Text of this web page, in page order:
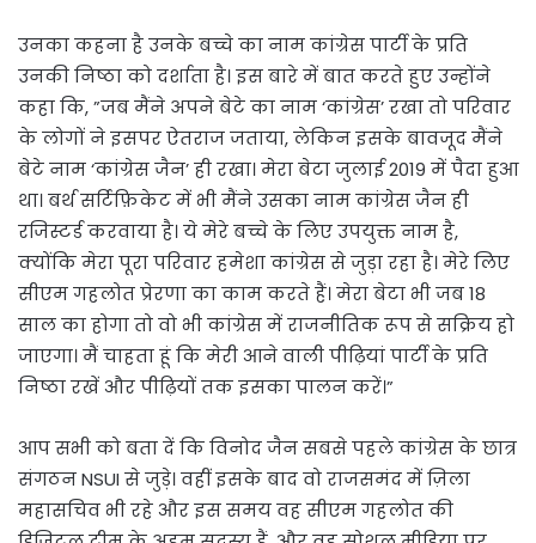
उनका कहना है उनके बच्चे का नाम कांग्रेस पार्टी के प्रति
उनकी निष्ठा को दर्शाता है। इस बारे में बात करते हुए उन्होंने
कहा कि, ”जब मैंने अपने बेटे का नाम ‘कांग्रेस’ रखा तो परिवार
के लोगों ने इसपर ऐतराज जताया, लेकिन इसके बावजूद मैंने
बेटे नाम ‘कांग्रेस जैन’ ही रखा। मेरा बेटा जुलाई 2019 में पैदा हुआ
था। बर्थ सर्टिफ़िकेट में भी मैंने उसका नाम कांग्रेस जैन ही
रजिस्टर्ड करवाया है। ये मेरे बच्चे के लिए उपयुक्त नाम है,
क्योंकि मेरा पूरा परिवार हमेशा कांग्रेस से जुड़ा रहा है। मेरे लिए
सीएम गहलोत प्रेरणा का काम करते हैं। मेरा बेटा भी जब 18
साल का होगा तो वो भी कांग्रेस में राजनीतिक रूप से सक्रिय हो
जाएगा। मैं चाहता हूं कि मेरी आने वाली पीढ़ियां पार्टी के प्रति
निष्ठा रखें और पीढ़ियों तक इसका पालन करें।”
आप सभी को बता दें कि विनोद जैन सबसे पहले कांग्रेस के छात्र
संगठन NSUI से जुड़े। वहीं इसके बाद वो राजसमंद में ज़िला
महासचिव भी रहे और इस समय वह सीएम गहलोत की